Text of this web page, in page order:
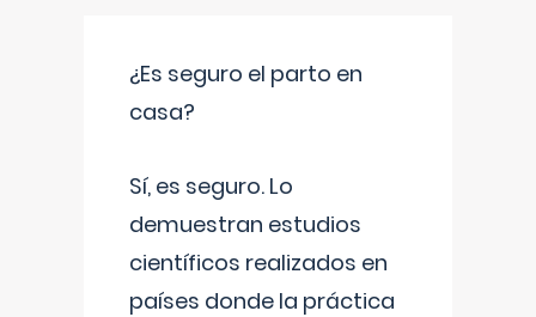
¿Es seguro el parto en
casa?
Sí, es seguro. Lo
demuestran estudios
científicos realizados en
países donde la práctica